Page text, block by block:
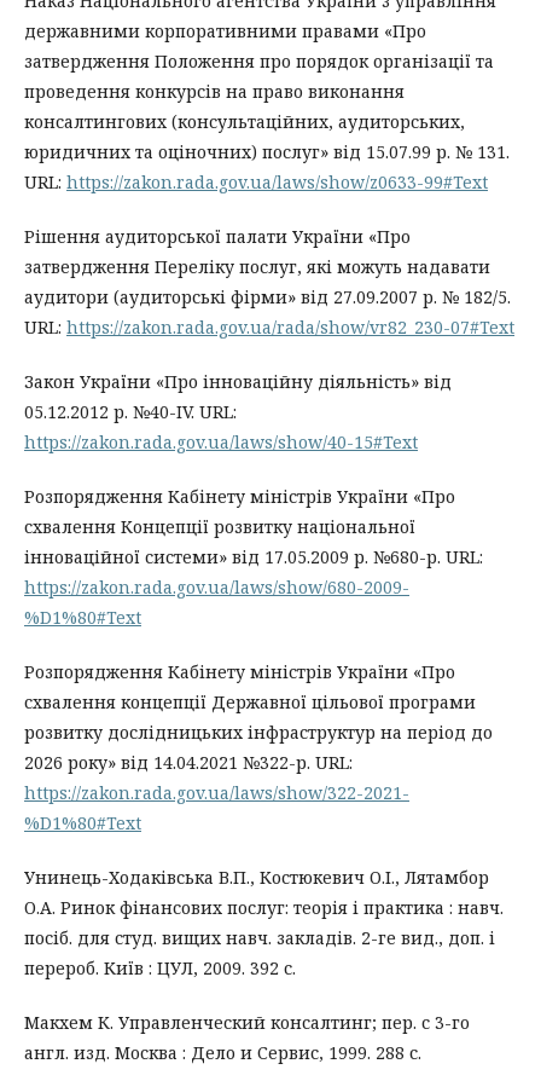
державними корпоративними правами «Про
затвердження Положення про порядок організації та
проведення конкурсів на право виконання
консалтингових (консультаційних, аудиторських,
юридичних та оціночних) послуг» від 15.07.99 р. № 131.
URL: https://zakon.rada.gov.ua/laws/show/z0633-99#Text
Рішення аудиторської палати України «Про
затвердження Переліку послуг, які можуть надавати
аудитори (аудиторські фірми» від 27.09.2007 р. № 182/5.
URL: https://zakon.rada.gov.ua/rada/show/vr82_230-07#Text
Закон України «Про інноваційну діяльність» від
05.12.2012 р. №40-IV. URL:
https://zakon.rada.gov.ua/laws/show/40-15#Text
Розпорядження Кабінету міністрів України «Про
схвалення Концепції розвитку національної
інноваційної системи» від 17.05.2009 р. №680-р. URL:
https://zakon.rada.gov.ua/laws/show/680-2009-
%D1%80#Text
Розпорядження Кабінету міністрів України «Про
схвалення концепції Державної цільової програми
розвитку дослідницьких інфраструктур на період до
2026 року» від 14.04.2021 №322-р. URL:
https://zakon.rada.gov.ua/laws/show/322-2021-
%D1%80#Text
Унинець-Ходаківська В.П., Костюкевич О.І., Лятамбор
О.А. Ринок фінансових послуг: теорія і практика : навч.
посіб. для студ. вищих навч. закладів. 2-ге вид., доп. і
перероб. Київ : ЦУЛ, 2009. 392 с.
Макхем К. Управленческий консалтинг; пер. с 3-го
англ. изд. Москва : Дело и Сервис, 1999. 288 с.